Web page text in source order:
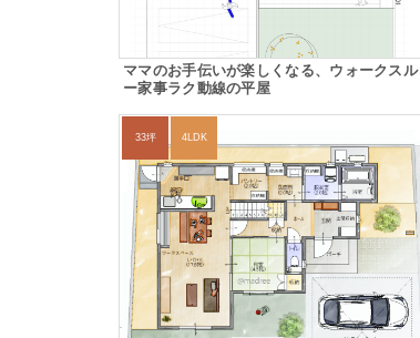
ママのお手伝いが楽しくなる、ウォークスル
ー家事ラク動線の平屋
33坪 4LDK